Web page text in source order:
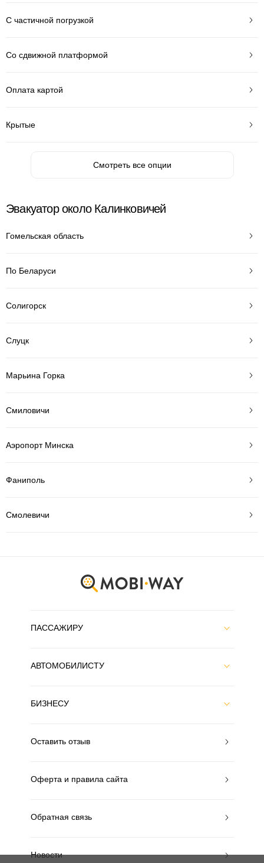
С частичной погрузкой
Со сдвижной платформой
Оплата картой
Крытые
Смотреть все опции
Эвакуатор около Калинковичей
Гомельская область
По Беларуси
Солигорск
Слуцк
Марьина Горка
Смиловичи
Аэропорт Минска
Фаниполь
Смолевичи
ПАССАЖИРУ
АВТОМОБИЛИСТУ
БИЗНЕСУ
Оставить отзыв
Оферта и правила сайта
Обратная связь
Новости